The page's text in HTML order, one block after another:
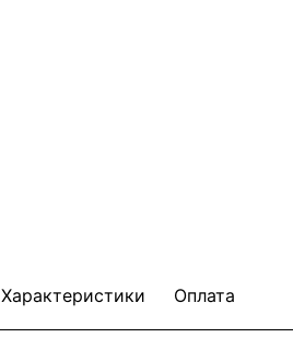
Характеристики Оплата